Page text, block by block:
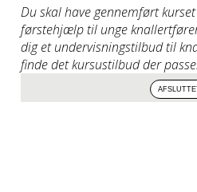
Du skal have gennemført
førstehjælp til unge
dig et undervisningstilbud til
finde det kursustilbud der